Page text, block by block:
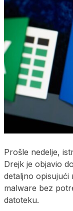
Prošle nedelje,
Drejk je objavio
detaljno opisujući
malware bez
datoteku.